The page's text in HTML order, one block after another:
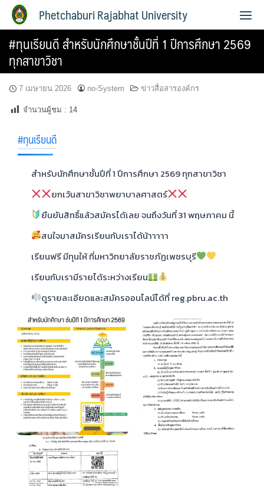
Phetchaburi Rajabhat University
#ทุนเรียนดี สำหรับนักศึกษาชั้นปีที่ 1 ปีการศึกษา 2569
ทุกสาขาวิชา
7 เมษายน 2026 no-System ข่าวสื่อสารองค์กร
จำนวนผู้ชม : 14
#ทุนเรียนดี
สำหรับนักศึกษาชั้นปีที่ 1 ปีการศึกษา 2569 ทุกสาขาวิชา
ยกเว้นสาขาวิชาพยาบาลศาสตร์
ยืนยันสิทธิ์แล้วสมัครได้เลย จนถึงวันที่ 31 พฤษภาคม นี้
สนใจมาสมัครเรียนกับเราได้น้าาาาา
เรียนฟรี มีทุนให้ ที่มหาวิทยาลัยราชภัฏเพชรบุรี
เรียนกับเรามีรายได้ระหว่างเรียน
ดูรายละเอียดและสมัครออนไลน์ได้ที่ reg.pbru.ac.th